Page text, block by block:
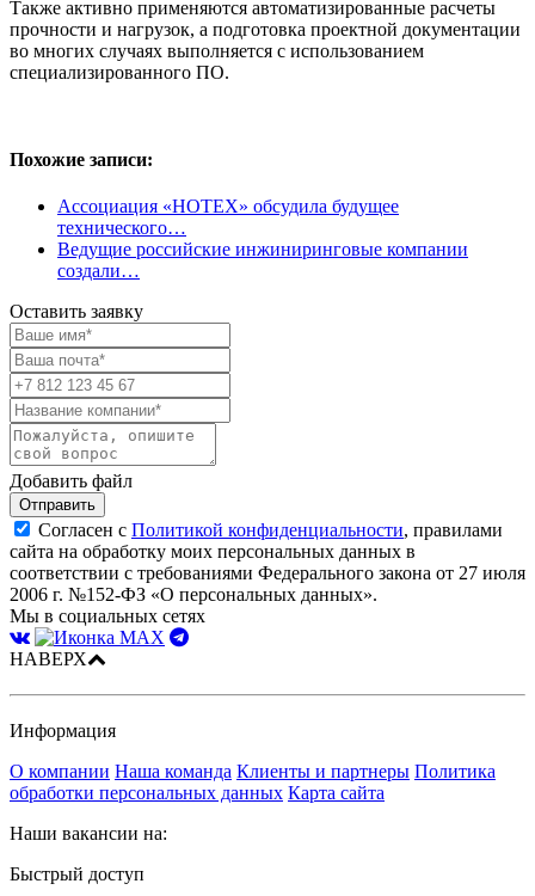
Также активно применяются автоматизированные расчеты
прочности и нагрузок, а подготовка проектной документации
во многих случаях выполняется с использованием
специализированного ПО.
Похожие записи:
Ассоциация «НОТЕХ» обсудила будущее
технического…
Ведущие российские инжиниринговые компании
создали…
Оставить заявку
Добавить файл
Отправить
Согласен с Политикой конфиденциальности, правилами
сайта на обработку моих персональных данных в
соответствии с требованиями Федерального закона от 27 июля
2006 г. №152-ФЗ «О персональных данных».
Мы в социальных сетях
НАВЕРХ
Информация
О компании Наша команда Клиенты и партнеры Политика
обработки персональных данных Карта сайта
Наши вакансии на:
Быстрый доступ